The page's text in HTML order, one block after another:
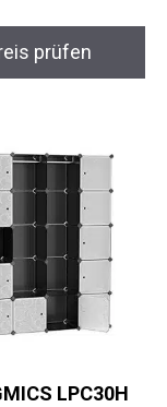
prüfen
LPC30H